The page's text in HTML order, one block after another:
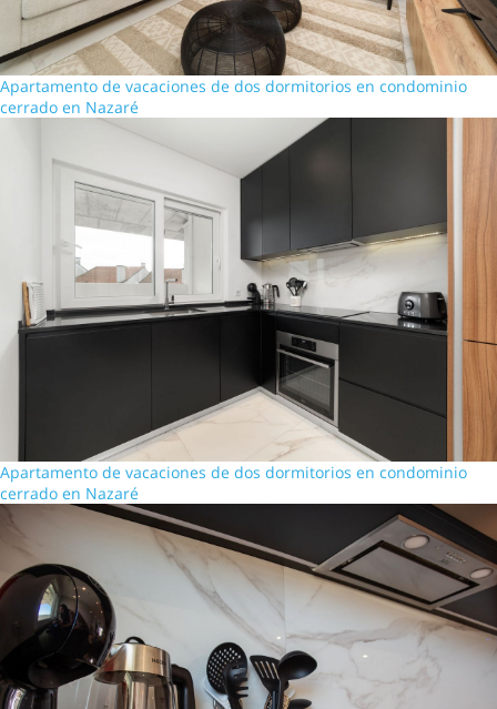
Apartamento de vacaciones de dos dormitorios en condominio
cerrado en Nazaré
Apartamento de vacaciones de dos dormitorios en condominio
cerrado en Nazaré